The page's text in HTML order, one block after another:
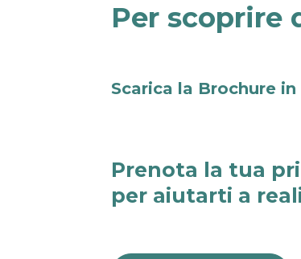
Per scoprire
Scarica la Brochure in
Prenota la tua
per aiutarti a